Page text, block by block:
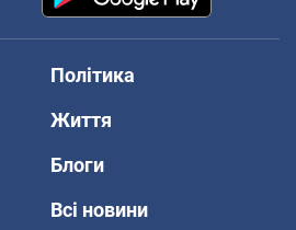
Політика
Життя
Блоги
Всі новини